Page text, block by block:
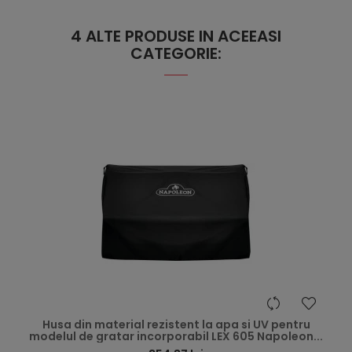
4 ALTE PRODUSE IN ACEEASI
CATEGORIE:
Husa din material rezistent la apa si UV pentru
modelul de gratar incorporabil LEX 605 Napoleon...